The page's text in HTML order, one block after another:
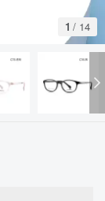
1 / 14